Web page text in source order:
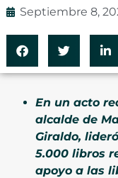
Septiembre 8,
En un acto
alcalde de
Giraldo,
5.000 libros
apoyo a las